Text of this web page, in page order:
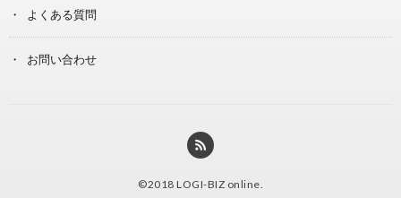
よくある質問
お問い合わせ
©2018 LOGI-BIZ online